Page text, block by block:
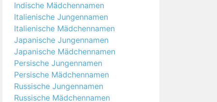
Indische Mädchennamen
Italienische Jungennamen
Italienische Mädchennamen
Japanische Jungennamen
Japanische Mädchennamen
Persische Jungennamen
Persische Mädchennamen
Russische Jungennamen
Russische Mädchennamen